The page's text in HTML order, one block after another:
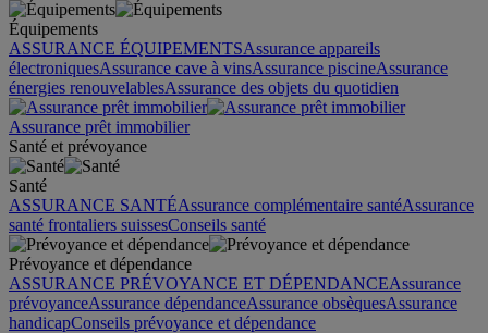
Équipements
ASSURANCE ÉQUIPEMENTSAssurance appareils
électroniquesAssurance cave à vinsAssurance piscineAssurance
énergies renouvelablesAssurance des objets du quotidien
Assurance prêt immobilier
Santé et prévoyance
Santé
ASSURANCE SANTÉAssurance complémentaire santéAssurance
santé frontaliers suissesConseils santé
Prévoyance et dépendance
ASSURANCE PRÉVOYANCE ET DÉPENDANCEAssurance
prévoyanceAssurance dépendanceAssurance obsèquesAssurance
handicapConseils prévoyance et dépendance